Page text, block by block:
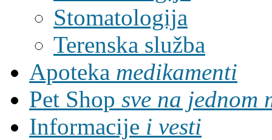
Stomatologija
Terenska služba
Apoteka medikamenti
Pet Shop sve na jednom
Informacije i vesti